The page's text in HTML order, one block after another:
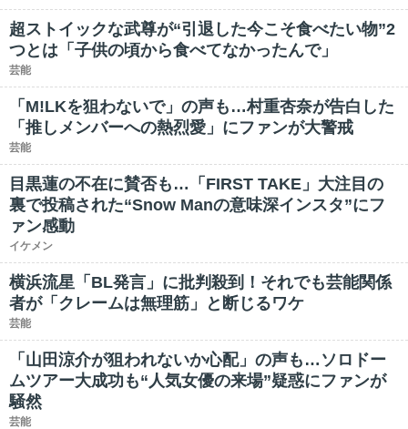
超ストイックな武尊が“引退した今こそ食べたい物”2
つとは「子供の頃から食べてなかったんで」
芸能
「M!LKを狙わないで」の声も…村重杏奈が告白した
「推しメンバーへの熱烈愛」にファンが大警戒
芸能
目黒蓮の不在に賛否も…「FIRST TAKE」大注目の
裏で投稿された“Snow Manの意味深インスタ”にフ
ァン感動
イケメン
横浜流星「BL発言」に批判殺到！それでも芸能関係
者が「クレームは無理筋」と断じるワケ
芸能
「山田涼介が狙われないか心配」の声も…ソロドー
ムツアー大成功も“人気女優の来場”疑惑にファンが
騒然
芸能